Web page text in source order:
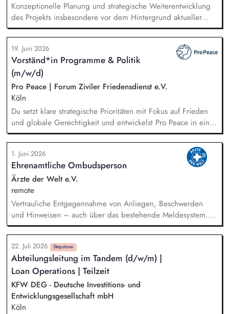
Konzeptionelle Planung und strategische Weiterentwicklung
des Projekts insbesondere vor dem Hintergrund aktueller
politischer Entwicklungen in den Projektregionen,
Öffentlichkeitsarbeit Print und web in Deutsch und Englisch,
Vertretung des Projekts bei Vorträgen, Netzwerk- u.
Fundraisingveranstaltungen, Weiterentwicklung des
Privatspendenfundraisings, regelmäßige Kommunikation mit
und das Gewinnen von (neuen) Spender*innen, Organisation
und Begleitung der etwa jährlich stattfindenden
Dialogseminare.
19. Juni 2026
Vorständ*in Programme & Politik
(m/w/d)
Pro Peace | Forum Ziviler Friedensdienst e.V.
Köln
Du setzt klare strategische Prioritäten mit Fokus auf Frieden
und globale Gerechtigkeit und entwickelst Pro Peace in einer
Phase der Neuausrichtung zukunftsfähig weiter. Du steuerst
die Programme im In- und Ausland, die Kommunikation und
die Akademie für Konflikttransformation und entwickelst den
methodischen Ansatz gemeinsam mit den Fachbereichen
kontinuierlich weiter. Du sicherst und diversifizierst
Einnahmen und verantwortest das strategische Fundraising.
1. Juni 2026
Ehrenamtliche Ombudsperson
Ärzte der Welt e.V.
remote
Vertrauliche Entgegennahme von Anliegen, Beschwerden
und Hinweisen – auch über das bestehende Meldesystem.
Vermittlung bei Konflikten und Unterstützung bei
Klärungsprozessen. Konzeption und Durchführung von
Schulungen und Sensibilisierungsformaten. Mitwirkung an der
Weiterentwicklung von Leitlinien, Verhaltenskodizes und dem
Meldesystem. Förderung einer offenen Feedback- und
Beschwerdekultur innerhalb der Organisation.
22. Juli 2026 Stepstone
Abteilungsleitung im Tandem (d/w/m) |
Loan Operations | Teilzeit
KFW DEG - Deutsche Investitions- und
Entwicklungsgesellschaft mbH
Köln